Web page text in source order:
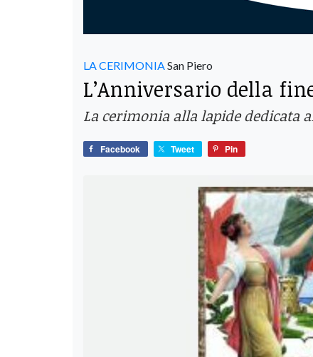
LA CERIMONIA San Piero
L’Anniversario della
La cerimonia alla lapide dedicata
Facebook Tweet Pin